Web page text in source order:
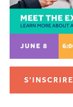
S'INSCRIRE